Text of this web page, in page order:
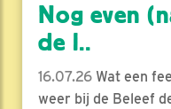
Nog even
de l..
16.07.26 Wat een
weer bij de Beleef